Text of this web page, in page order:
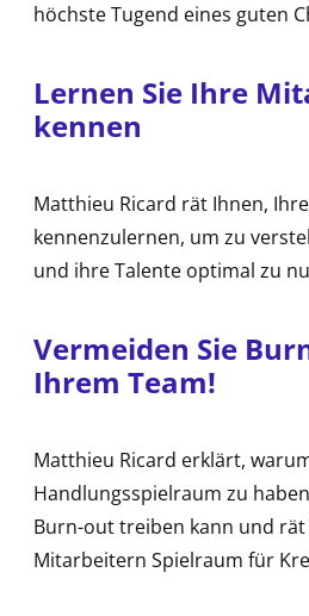
höchste Tugend eines guten
Lernen Sie Ihre
kennen
Matthieu Ricard rät Ihnen,
kennenzulernen, um zu
und ihre Talente optimal zu
Vermeiden Sie
Ihrem Team!
Matthieu Ricard erklärt,
Handlungsspielraum zu
Burn-out treiben kann und
Mitarbeitern Spielraum für